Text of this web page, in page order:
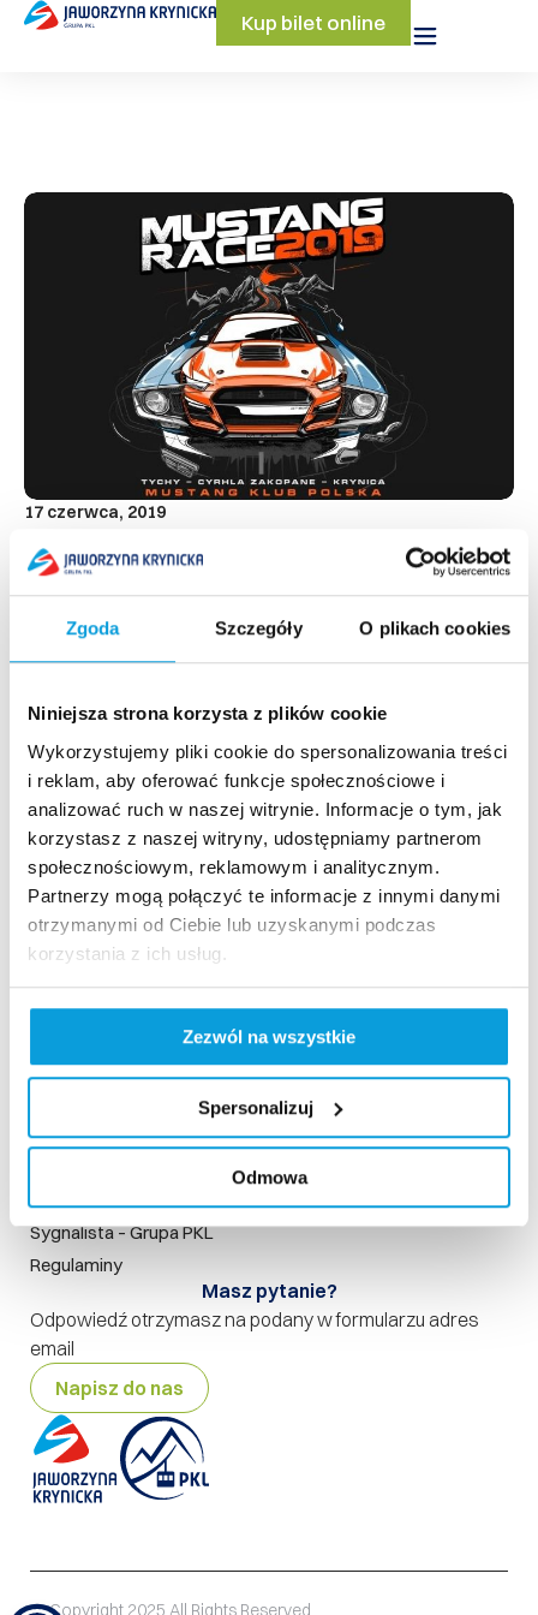
Zgoda Szczegóły O plikach cookies
Niniejsza strona korzysta z plików cookie
Wykorzystujemy pliki cookie do spersonalizowania treści
i reklam, aby oferować funkcje społecznościowe i
analizować ruch w naszej witrynie. Informacje o tym, jak
korzystasz z naszej witryny, udostępniamy partnerom
społecznościowym, reklamowym i analitycznym.
Partnerzy mogą połączyć te informacje z innymi danymi
otrzymanymi od Ciebie lub uzyskanymi podczas
korzystania z ich usług.
Zezwól na wszystkie
Spersonalizuj
Odmowa
Kup bilet online
17 czerwca, 2019
Mustang Race 2019 pod Jaworzyną
Każdy kto kocha Forda Mustanga musi się tu pojawić. W
dniu 29 czerwca w godzinach od 11:00 do 14:00 na
parkingu obok stacji dolnej kolejki gondolowej na
Jaworzynę pojawi się ponad...
Szybki dostęp​
Strona główna
Kamery live
Aktualności
Szukaj na stronie
Nasze standardy
Polityka prywatności
Standardy Ochronny Małoletnich
Sygnalista – Grupa PKL
Regulaminy
Masz pytanie?
Odpowiedź otrzymasz na podany w formularzu adres
email
Napisz do nas
© Copyright 2025 All Rights Reserved